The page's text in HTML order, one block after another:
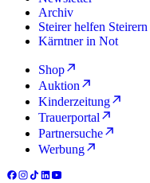
Archiv
Steirer helfen Steirern
Kärntner in Not
Shop
Auktion
Kinderzeitung
Trauerportal
Partnersuche
Werbung